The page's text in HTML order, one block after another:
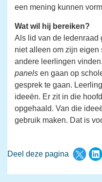
een mening kunnen
Wat wil hij bereiken?
Als lid van de ledenraad
niet alleen om zijn
andere leerlingen
panels en gaan op
gesprek te gaan.
ideeën. Er zit in die
opgehaald. Van die
gebruik maken. Dat is
Deel deze pagina